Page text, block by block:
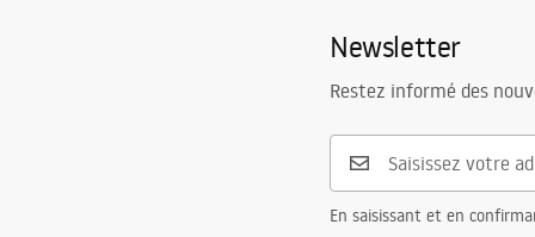
Newsletter
Restez informé des
En saisissant et en